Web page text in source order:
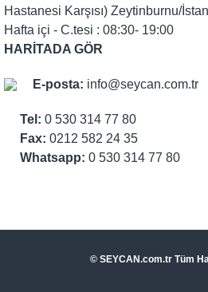
Hastanesi Karşısı) Zeytinburnu/
Hafta içi - C.tesi : 08:30- 19:00
HARİTADA GÖR
E-posta: info@seycan.com.tr
Tel: 0 530 314 77 80
Fax: 0212 582 24 35
Whatsapp: 0 530 314 77 80
© SEYCAN.com.tr Tüm